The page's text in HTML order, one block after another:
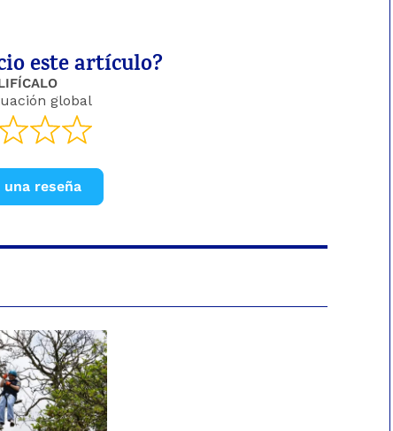
este artículo?
global
una reseña